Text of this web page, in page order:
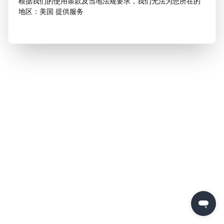
地区：美国 提供服务